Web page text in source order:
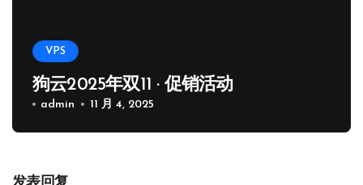
VPS
狗云2025年双11 · 促销活动
admin 11 月 4, 2025